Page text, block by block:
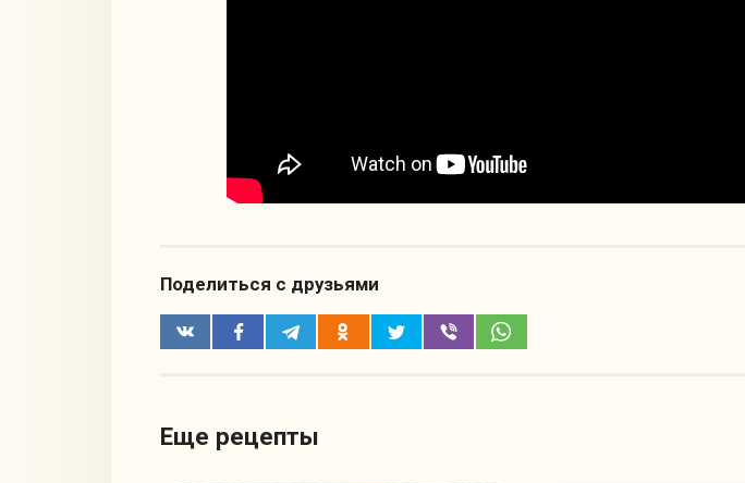
Поделиться с друзьями
Еще рецепты